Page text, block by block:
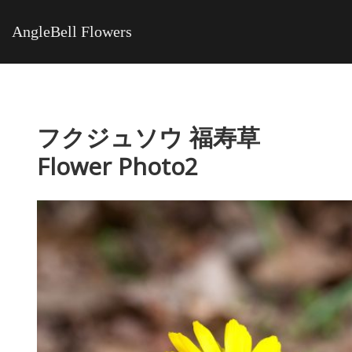
AngleBell Flowers
フクジュソウ 福寿草
Flower Photo2